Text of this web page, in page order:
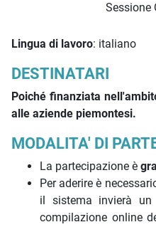
Sessione
Lingua di lavoro: italiano
DESTINATARI
Poiché finanziata
alle aziende piemontesi.
MODALITA' DI
La partecipazione è
Per aderire è
il sistema invierà un
compilazione online